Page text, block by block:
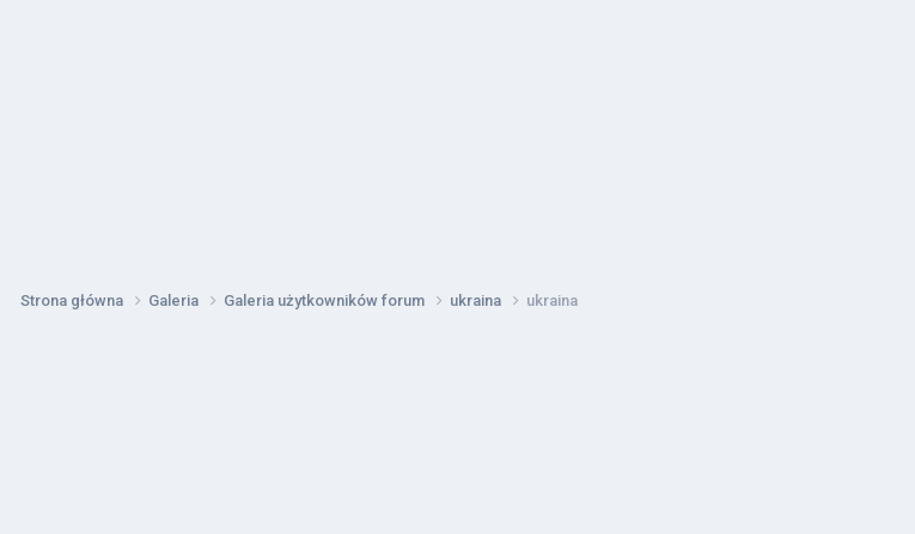
Strona główna Galeria Galeria użytkowników forum ukraina ukraina